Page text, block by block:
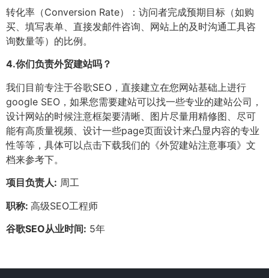
转化率（Conversion Rate）：访问者完成预期目标（如购
买、填写表单、直接发邮件咨询、网站上的及时沟通工具咨
询数量等）的比例。
4.你们负责外贸建站吗？
我们目前专注于谷歌SEO，直接建立在您网站基础上进行
google SEO，如果您需要建站可以找一些专业的建站公司，
设计网站的时候注意框架要清晰、图片尽量用精修图、尽可
能有高质量视频、设计一些page页面设计来凸显内容的专业
性等等，具体可以点击下载我们的《外贸建站注意事项》文
档来参考下。
项目负责人: 周工
职称: 高级SEO工程师
谷歌SEO从业时间: 5年